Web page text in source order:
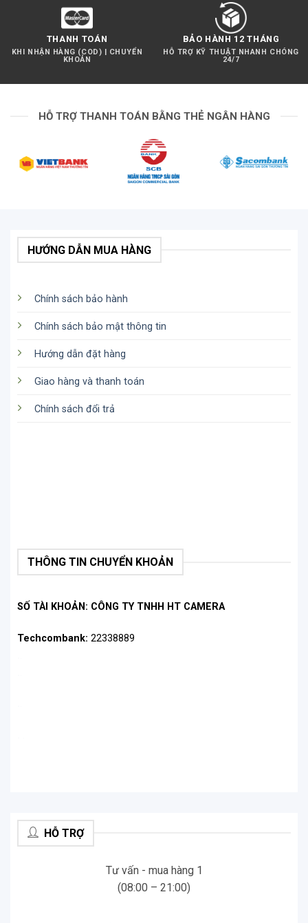
THANH TOÁN
KHI NHẬN HÀNG (COD) | CHUYỂN
KHOẢN
BẢO HÀNH 12 THÁNG
HỖ TRỢ KỸ THUẬT NHANH CHÓNG
24/7
HỖ TRỢ THANH TOÁN BẰNG THẺ NGÂN HÀNG
HƯỚNG DẪN MUA HÀNG
Chính sách bảo hành
Chính sách bảo mật thông tin
Hướng dẫn đặt hàng
Giao hàng và thanh toán
Chính sách đổi trả
THÔNG TIN CHUYỂN KHOẢN
SỐ TÀI KHOẢN: CÔNG TY TNHH HT CAMERA
Techcombank: 22338889
HỖ TRỢ
Tư vấn - mua hàng 1
(08:00 – 21:00)